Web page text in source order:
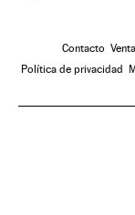
Contacto
Política de privacidad